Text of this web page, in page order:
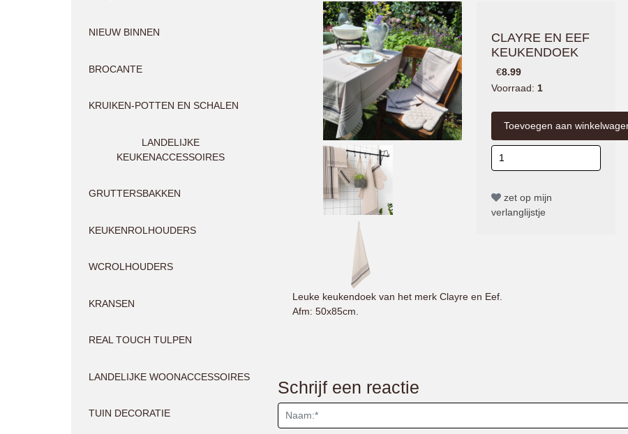
NIEUW BINNEN
BROCANTE
KRUIKEN-POTTEN EN SCHALEN
LANDELIJKE
KEUKENACCESSOIRES
GRUTTERSBAKKEN
KEUKENROLHOUDERS
WCROLHOUDERS
KRANSEN
REAL TOUCH TULPEN
LANDELIJKE WOONACCESSOIRES
TUIN DECORATIE
CLAYRE EN EEF
KEUKENDOEK
€8.99
Voorraad: 1
zet op mijn
verlanglijstje
Leuke keukendoek van het merk Clayre en Eef.
Afm: 50x85cm.
Schrijf een reactie